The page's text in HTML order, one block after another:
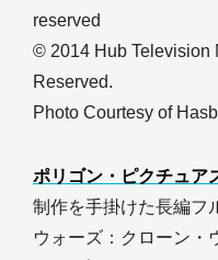
reserved
© 2014 Hub Television
Reserved.
Photo Courtesy of
ポリゴン・ピクチュア
制作を手掛けた長編フ
ウォーズ：クローン・